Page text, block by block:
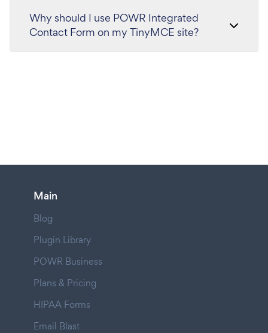
Why should I use POWR Integrated
Contact Form on my TinyMCE site?
Main
Blog
Plugin Library
POWR Business
Plans & Pricing
HIPAA Forms
Email Blast